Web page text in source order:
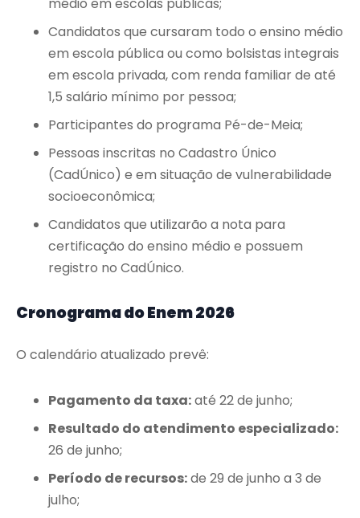
médio em escolas públicas;
Candidatos que cursaram todo o ensino médio
em escola pública ou como bolsistas integrais
em escola privada, com renda familiar de até
1,5 salário mínimo por pessoa;
Participantes do programa Pé-de-Meia;
Pessoas inscritas no Cadastro Único
(CadÚnico) e em situação de vulnerabilidade
socioeconômica;
Candidatos que utilizarão a nota para
certificação do ensino médio e possuem
registro no CadÚnico.
Cronograma do Enem 2026
O calendário atualizado prevê:
Pagamento da taxa:até 22 de junho;
Resultado do atendimento especializado:
26 de junho;
Período de recursos:de 29 de junho a 3 de
julho;